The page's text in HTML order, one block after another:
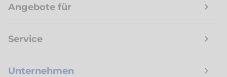
Angebote für
Service
Unternehmen